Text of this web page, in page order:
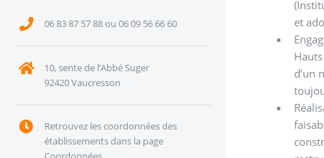
et
d’un
06 83 87 57 88 ou 06 09 56 66 60
10, sente de l’Abbé Suger
92420 Vaucresson
Retrouvez les coordonnées des
établissements dans la page